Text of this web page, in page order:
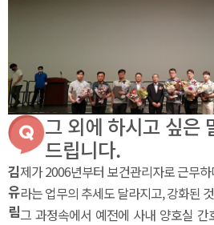
그 외에 하시고 싶은
드립니다.
김
유
림
제가 2006년부터 보건관리자로 근무
라는 업무의 추세도 달라지고, 강화된
그 과정속에서 예전에 사내 양호실 간